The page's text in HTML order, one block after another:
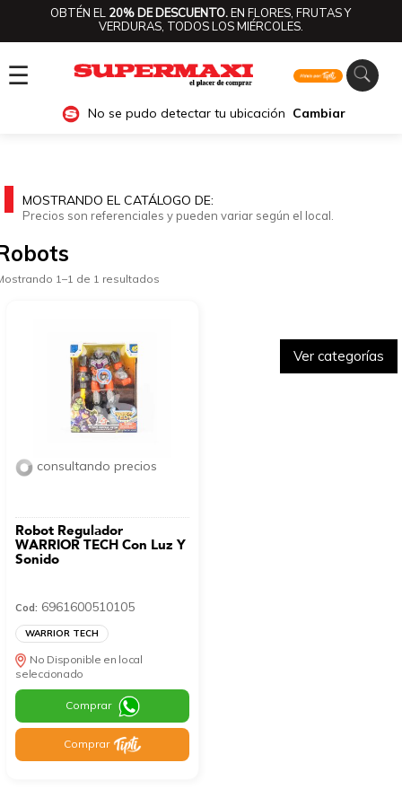
OBTÉN EL 20% DE DESCUENTO.EN FLORES, FRUTAS Y
VERDURAS, TODOS LOS MIÉRCOLES.
☰
No se pudo detectar tu ubicación Cambiar
Ver categorías
MOSTRANDO EL CATÁLOGO DE:
Precios son referenciales y pueden variar según el local.
1–1 de 1 resultados
consultando precios
Robot Regulador
WARRIOR TECH Con Luz Y
Sonido
Cod: 6961600510105
WARRIOR TECH
No Disponible en local
seleccionado
Comprar
Comprar